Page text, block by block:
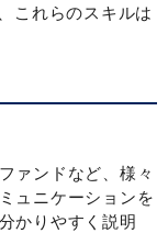
これらのスキルは
ァンドなど、様々
ュニケーションを
かりやすく説明